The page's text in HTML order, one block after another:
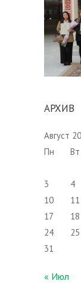
АРХИВ
Август
Пн
Вт
3
4
10
11
17
18
24
25
31
« Июл